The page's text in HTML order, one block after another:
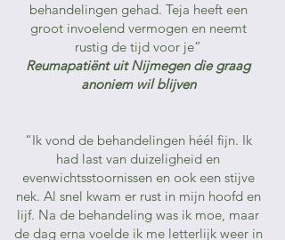
behandelingen gehad. Teja heeft een
groot invoelend vermogen en neemt
rustig de tijd voor je”
Reumapatiënt uit Nijmegen die graag
anoniem wil blijven
“Ik vond de behandelingen héél fijn. Ik
had last van duizeligheid en
evenwichtsstoornissen en ook een stijve
nek. Al snel kwam er rust in mijn hoofd en
lijf. Na de behandeling was ik moe, maar
de dag erna voelde ik me letterlijk weer in